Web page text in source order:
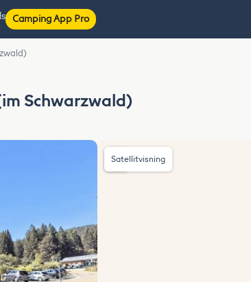
Camping App Pro
Schwarzwald)
Satellitvisning